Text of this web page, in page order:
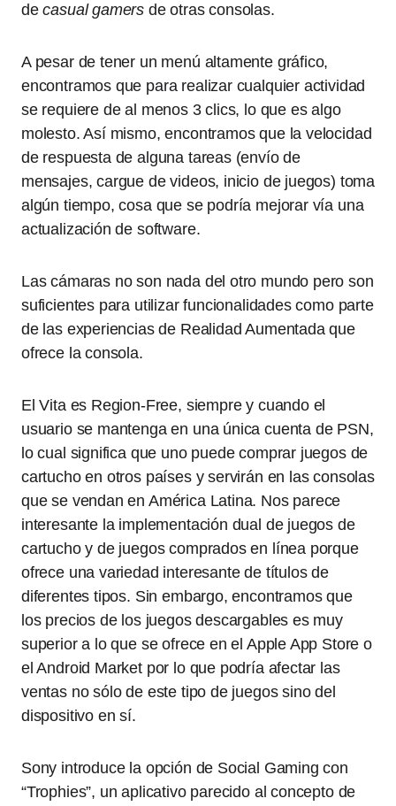
decasual gamers de otras consolas.
A pesar de tener un menú altamente gráfico,
encontramos que para realizar cualquier actividad
se requiere de al menos 3 clics, lo que es algo
molesto. Así mismo, encontramos que la velocidad
de respuesta de alguna tareas (envío de
mensajes, cargue de videos, inicio de juegos) toma
algún tiempo, cosa que se podría mejorar vía una
actualización de software.
Las cámaras no son nada del otro mundo pero son
suficientes para utilizar funcionalidades como parte
de las experiencias de Realidad Aumentada que
ofrece la consola.
El Vita es Region-Free, siempre y cuando el
usuario se mantenga en una única cuenta de PSN,
lo cual significa que uno puede comprar juegos de
cartucho en otros países y servirán en las consolas
que se vendan en América Latina. Nos parece
interesante la implementación dual de juegos de
cartucho y de juegos comprados en línea porque
ofrece una variedad interesante de títulos de
diferentes tipos. Sin embargo, encontramos que
los precios de los juegos descargables es muy
superior a lo que se ofrece en el Apple App Store o
el Android Market por lo que podría afectar las
ventas no sólo de este tipo de juegos sino del
dispositivo en sí.
Sony introduce la opción de Social Gaming con
“Trophies”, un aplicativo parecido al concepto de